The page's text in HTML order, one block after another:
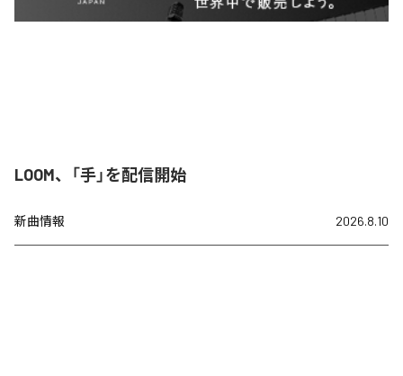
LOOM、「手」を配信開始
新曲情報 2026.8.10